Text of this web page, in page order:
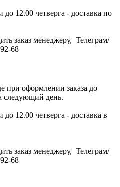
до 12.00 четверга - доставка по
заказ менеджеру, Телеграм/
68
при оформлении заказа до
следующий день.
до 12.00 четверга - доставка в
заказ менеджеру, Телеграм/
68